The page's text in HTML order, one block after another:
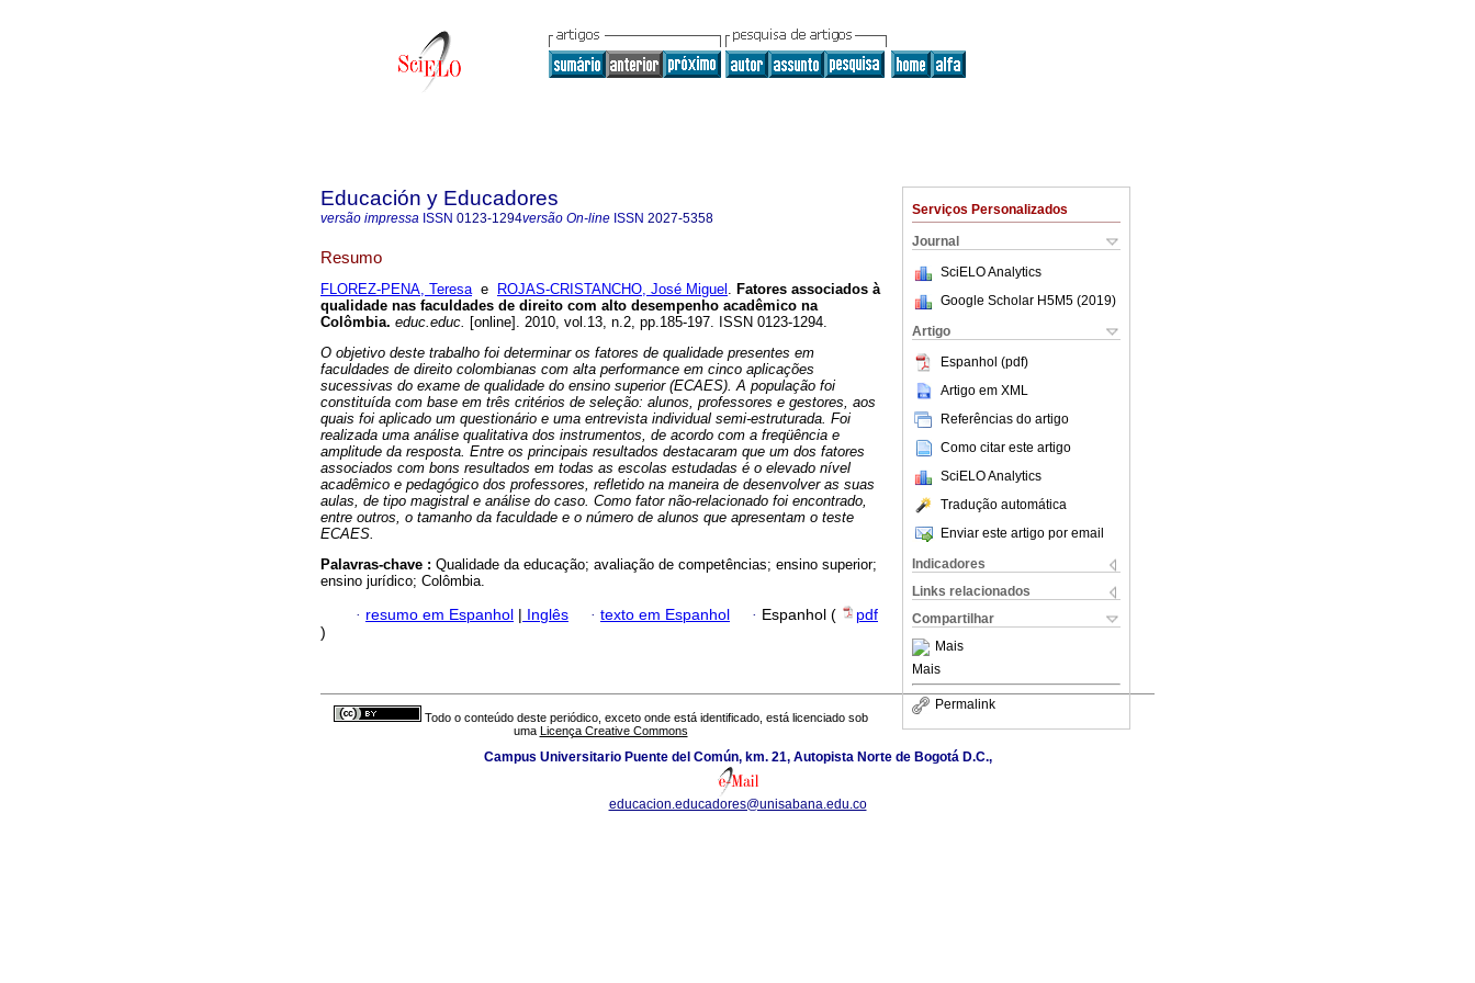
Serviços Personalizados
Journal
SciELO Analytics
Google Scholar H5M5 (2019)
Artigo
Espanhol (pdf)
Artigo em XML
Referências do artigo
Como citar este artigo
SciELO Analytics
Tradução automática
Enviar este artigo por email
Indicadores
Links relacionados
Compartilhar
Mais
Mais
Permalink
Educación y Educadores
versão impressa ISSN 0123-1294versão On-line ISSN 2027-5358
Resumo
FLOREZ-PENA, Teresae ROJAS-CRISTANCHO, José Miguel . Fatores associados à
qualidade nas faculdades de direito com alto desempenho acadêmico na
Colômbia. educ.educ. [online]. 2010, vol.13, n.2, pp.185-197. ISSN 0123-1294.
O objetivo deste trabalho foi determinar os fatores de qualidade presentes em
faculdades de direito colombianas com alta performance em cinco aplicações
sucessivas do exame de qualidade do ensino superior (ECAES). A população foi
constituída com base em três critérios de seleção: alunos, professores e gestores, aos
quais foi aplicado um questionário e uma entrevista individual semi-estruturada. Foi
realizada uma análise qualitativa dos instrumentos, de acordo com a freqüência e
amplitude da resposta. Entre os principais resultados destacaram que um dos fatores
associados com bons resultados em todas as escolas estudadas é o elevado nível
acadêmico e pedagógico dos professores, refletido na maneira de desenvolver as suas
aulas, de tipo magistral e análise do caso. Como fator não-relacionado foi encontrado,
entre outros, o tamanho da faculdade e o número de alunos que apresentam o teste
ECAES.
Palavras-chave : Qualidade da educação; avaliação de competências; ensino superior;
ensino jurídico; Colômbia.
· resumo em Espanhol | Inglês · texto em Espanhol · Espanhol (
pdf
)
Todo o conteúdo deste periódico, exceto onde está identificado, está licenciado sob
uma Licença Creative Commons
Campus Universitario Puente del Común, km. 21, Autopista Norte de Bogotá D.C.,
educacion.educadores@unisabana.edu.co